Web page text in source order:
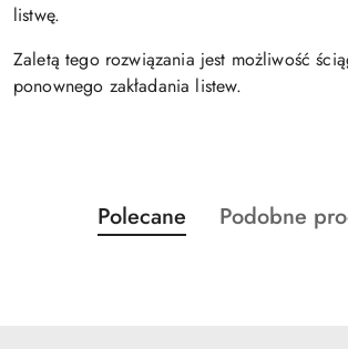
listwę.
Zaletą tego rozwiązania jest możliwość
ponownego zakładania listew.
Pomiń karuzelę produktów
Produkty
o
Polecane
Produkty
Podobne